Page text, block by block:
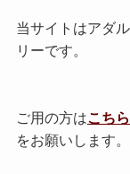
当サイトはアダ
リーです。
ご用の方はこち
をお願いします。